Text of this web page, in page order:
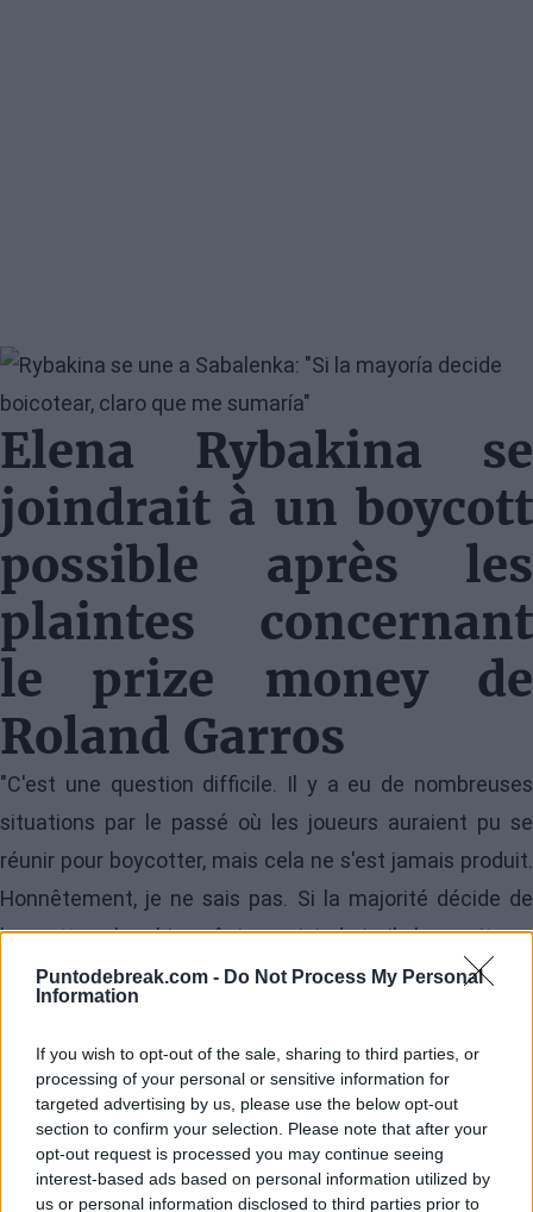
Puntodebreak.com - Do Not Process My Personal
Information
If you wish to opt-out of the sale, sharing to third parties, or
processing of your personal or sensitive information for
targeted advertising by us, please use the below opt-out
section to confirm your selection. Please note that after your
opt-out request is processed you may continue seeing
interest-based ads based on personal information utilized by
us or personal information disclosed to third parties prior to
Image
Elena Rybakina se
joindrait à un boycott
possible après les
plaintes concernant
le prize money de
Roland Garros
"C'est une question difficile. Il y a eu de nombreuses
situations par le passé où les joueurs auraient pu se
réunir pour boycotter, mais cela ne s'est jamais produit.
Honnêtement, je ne sais pas. Si la majorité décide de
boycotter, alors bien sûr je me joindrais, il n'y aurait pas
de problème."
ne concernent pas seulement les Grands Chelems ni
seulement le prize money. Beaucoup de gens ne sont
pas conscients des impôts très élevés. Vous pouvez
gagner plus, mais une grande partie part en impôts.